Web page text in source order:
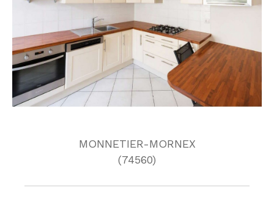
MONNETIER-MORNEX
(74560)